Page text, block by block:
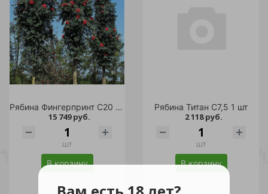
Рябина Фингерпринт С20 1шт
15 749 руб.
шт
В корзину
Рябина Титан С7,5 1 шт
2 118 руб.
шт
В корзину